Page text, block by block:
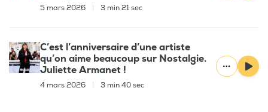
5 mars 2026 3 min 21 sec
C’est l’anniversaire d’une artiste
qu’on aime beaucoup sur Nostalgie.
Juliette Armanet !
4 mars 2026 3 min 40 sec